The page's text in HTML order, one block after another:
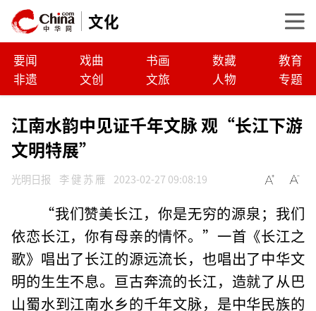
文化
要闻 戏曲 书画 数藏
教育
非遗
文创 文旅 人物 专题
江南水韵中见证千年文脉 观“长江下游
文明特展”
光明日报 李 健 苏 雁 2023-02-27 09:08:19
“我们赞美长江，你是无穷的源泉；我们
依恋长江，你有母亲的情怀。”一首《长江之
歌》唱出了长江的源远流长，也唱出了中华文
明的生生不息。亘古奔流的长江，造就了从巴
山蜀水到江南水乡的千年文脉，是中华民族的